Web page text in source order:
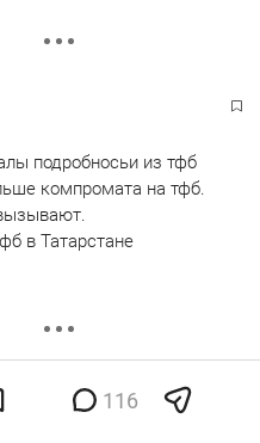
подробносьи из тфб
компромата на тфб.
в Татарстане
116